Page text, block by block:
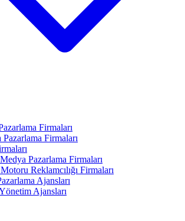
Firmaları
Pazarlama Firmaları
Pazarlama Firmaları
Reklamcılığı Firmaları
Ajansları
Ajansları